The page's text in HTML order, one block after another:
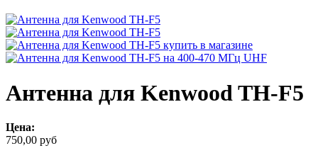
Антенна для Kenwood TH-F5
Цена:
750,00 руб